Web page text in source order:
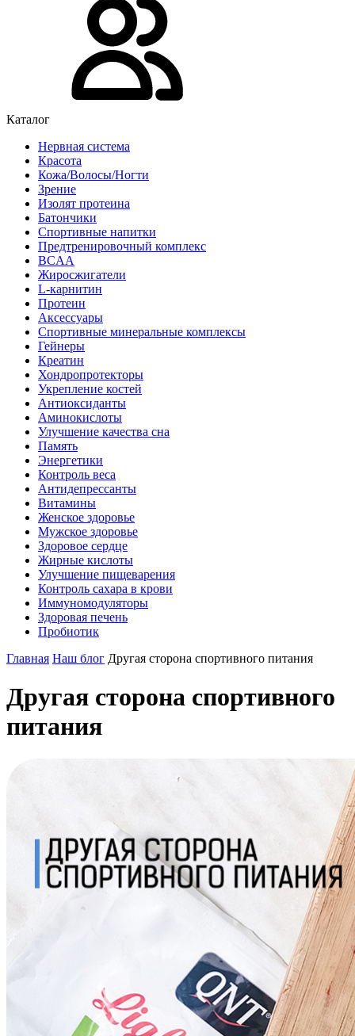
Каталог
Нервная система
Красота
Кожа/Волосы/Ногти
Зрение
Изолят протеина
Батончики
Спортивные напитки
Предтренировочный комплекс
BCAA
Жиросжигатели
L-карнитин
Протеин
Аксессуары
Спортивные минеральные комплексы
Гейнеры
Креатин
Хондропротекторы
Укрепление костей
Антиоксиданты
Аминокислоты
Улучшение качества сна
Память
Энергетики
Контроль веса
Антидепрессанты
Витамины
Женское здоровье
Мужское здоровье
Здоровое сердце
Жирные кислоты
Улучшение пищеварения
Контроль сахара в крови
Иммуномодуляторы
Здоровая печень
Пробиотик
Главная Наш блог Другая сторона спортивного питания
Другая сторона спортивного
питания